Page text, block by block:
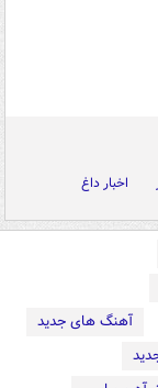
اخبار داغ
آهنگ های جدید